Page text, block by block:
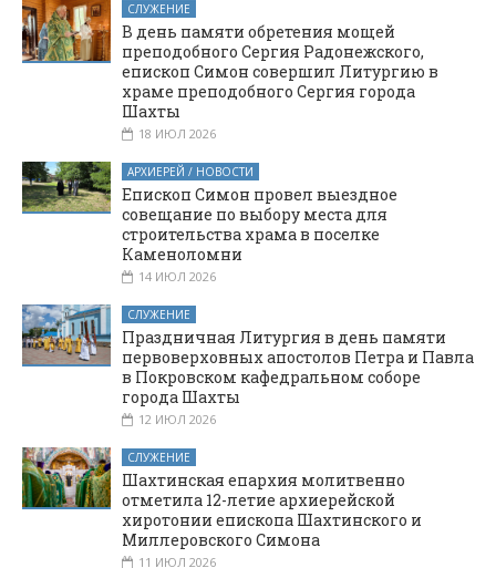
СЛУЖЕНИЕ
В день памяти обретения мощей
преподобного Сергия Радонежского,
епископ Симон совершил Литургию в
храме преподобного Сергия города
Шахты
18 ИЮЛ 2026
АРХИЕРЕЙ / НОВОСТИ
Епископ Симон провел выездное
совещание по выбору места для
строительства храма в поселке
Каменоломни
14 ИЮЛ 2026
СЛУЖЕНИЕ
Праздничная Литургия в день памяти
первоверховных апостолов Петра и Павла
в Покровском кафедральном соборе
города Шахты
12 ИЮЛ 2026
СЛУЖЕНИЕ
Шахтинская епархия молитвенно
отметила 12-летие архиерейской
хиротонии епископа Шахтинского и
Миллеровского Симона
11 ИЮЛ 2026